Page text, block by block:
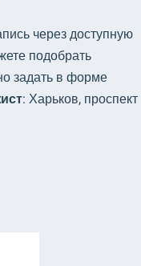
через доступную
подобрать
задать в форме
: Харьков, проспект